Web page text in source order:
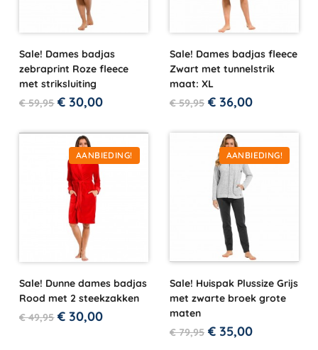
Sale! Dames badjas
zebraprint Roze fleece
met striksluiting
€59,95 € 30,00
Sale! Dames badjas fleece
Zwart met tunnelstrik
maat: XL
€59,95 € 36,00
AANBIEDING!
Sale! Dunne dames badjas
Rood met 2 steekzakken
€49,95 € 30,00
AANBIEDING!
Sale! Huispak Plussize Grijs
met zwarte broek grote
maten
€79,95 € 35,00